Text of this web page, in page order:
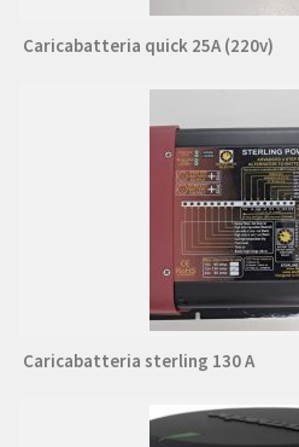
Caricabatteria quick 25A (220v)
Caricabatteria sterling 130 A